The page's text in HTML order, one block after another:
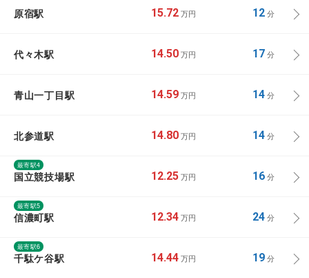
原宿駅 15.72 万円 12分
代々木駅 14.50 万円 17分
青山一丁目駅 14.59 万円 14分
北参道駅 14.80 万円 14分
最寄駅4
国立競技場駅 12.25 万円 16分
最寄駅5
信濃町駅 12.34 万円 24分
最寄駅6
千駄ケ谷駅 14.44 万円 19分